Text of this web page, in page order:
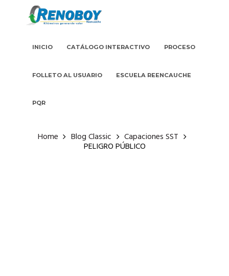
INICIO CATÁLOGO INTERACTIVO PROCESO
FOLLETO AL USUARIO ESCUELA REENCAUCHE
PQR
Home Blog Classic Capaciones SST
PELIGRO PÚBLICO